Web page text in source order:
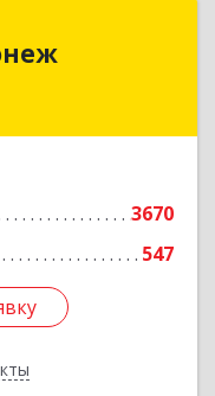
3670
547
Воронеж
г, 20-летия